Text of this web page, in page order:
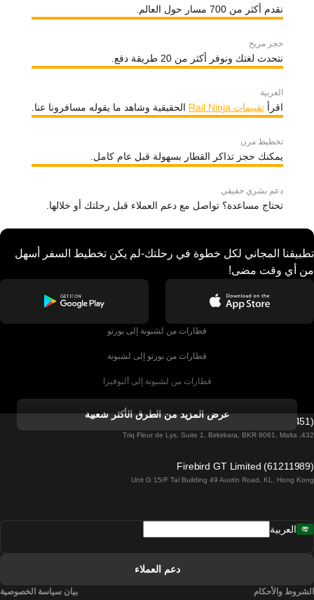
نقدم أكثر من 700 مسار حول العالم.
حجز مريح
نتحدث لغتك ونوفر أكثر من 20 طريقة دفع.
العربية
اقرأتقييمات Rail Ninja الحقيقية وشاهد ما يقوله مسافرونا عنا.
تخطيط مرن
يمكنك حجز تذاكر القطار بسهولة قبل عام كامل.
دعم بشري حقيقي
تحتاج مساعدة؟ تواصل مع دعم العملاء قبل رحلتك أو خلالها.
تطبيقنا المجاني لكل خطوة في رحلتك-لم يكن تخطيط السفر أسهل
من أي وقت مضى!
قطارات من لشبونة إلى بورتو
قطارات من بورتو إلى لشبونة
قطارات من لشبونة إلى ألبوفيرا
قطارات من ألبوفيرا إلى لشبونة
قطارات من لشبونة إلى لاغوس
قطارات من لشبونة إلى مدريد
عرض المزيد من الطرق الأكثر شعبية
Firebird GT Limited (OC 1451)
432, Triq Fleur de Lys, Suite 1, Birkirkara, BKR 9061, Malta
Firebird GT Limited (61211989)
Unit G 15/F Tal Building 49 Austin Road, KL, Hong Kong
العربية
دعم العملاء
الشروط والأحكام بيان سياسة الخصوصية